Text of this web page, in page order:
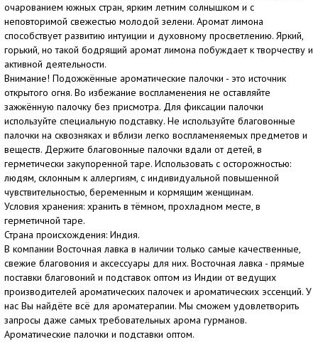
очарованием южных стран, ярким летним солнышком и с
неповторимой свежестью молодой зелени. Аромат лимона
способствует развитию интуиции и духовному просветлению. Яркий,
горький, но такой бодрящий аромат лимона побуждает к творчеству и
активной деятельности.
Внимание! Подожжённые ароматические палочки - это источник
открытого огня. Во избежание воспламенения не оставляйте
зажжённую палочку без присмотра. Для фиксации палочки
используйте специальную подставку. Не используйте благовонные
палочки на сквозняках и вблизи легко воспламеняемых предметов и
веществ. Держите благовонные палочки вдали от детей, в
герметически закупоренной таре. Использовать с осторожностью:
людям, склонным к аллергиям, с индивидуальной повышенной
чувствительностью, беременным и кормящим женщинам.
Условия хранения: хранить в тёмном, прохладном месте, в
герметичной таре.
Страна происхождения: Индия.
В компании Восточная лавка в наличии только самые качественные,
свежие благовония и аксессуары для них. Восточная лавка - прямые
поставки благовоний и подставок оптом из Индии от ведущих
производителей ароматических палочек и ароматических эссенций. У
нас Вы найдёте всё для ароматерапии. Мы сможем удовлетворить
запросы даже самых требовательных арома гурманов.
Ароматические палочки и подставки оптом.